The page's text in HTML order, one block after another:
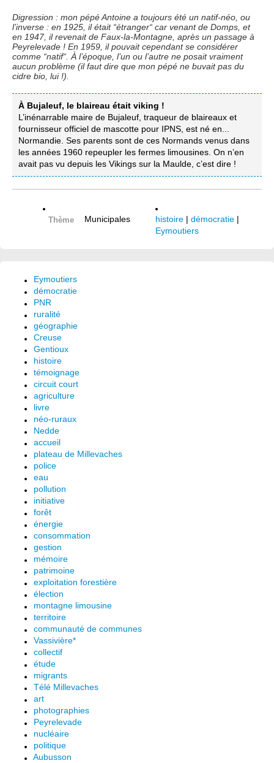
Digression : mon pépé Antoine a toujours été un natif-néo, ou
l’inverse : en 1925, il était “étranger“ car venant de Domps, et
en 1947, il revenait de Faux-la-Montagne, après un passage à
Peyrelevade ! En 1959, il pouvait cependant se considérer
comme “natif“. À l’époque, l’un ou l’autre ne posait vraiment
aucun problème (il faut dire que mon pépé ne buvait pas du
cidre bio, lui !).
À Bujaleuf, le blaireau était viking !
L’inénarrable maire de Bujaleuf, traqueur de blaireaux et
fournisseur officiel de mascotte pour IPNS, est né en...
Normandie. Ses parents sont de ces Normands venus dans
les années 1960 repeupler les fermes limousines. On n’en
avait pas vu depuis les Vikings sur la Maulde, c’est dire !
Thème Municipales histoire | démocratie |
Eymoutiers
Eymoutiers
démocratie
PNR
ruralité
géographie
Creuse
Gentioux
histoire
témoignage
circuit court
agriculture
livre
néo-ruraux
Nedde
accueil
plateau de Millevaches
police
eau
pollution
initiative
forêt
énergie
consommation
gestion
mémoire
patrimoine
exploitation forestière
élection
montagne limousine
territoire
communauté de communes
Vassivière*
collectif
étude
migrants
Télé Millevaches
art
photographies
Peyrelevade
nucléaire
politique
Aubusson